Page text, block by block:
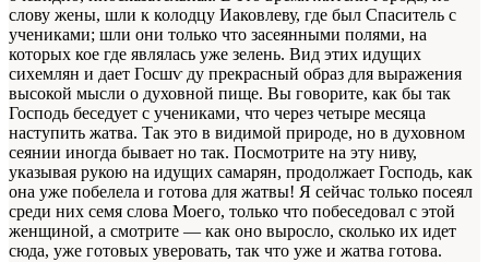
слову жены, шли к колодцу Иаковлеву, где был Спаситель с
учениками; шли они только что засеянными полями, на
которых кое где являлась уже зелень. Вид этих идущих
сихемлян и дает Госшѵ ду прекрасный образ для выражения
высокой мысли о духовной пище. Вы говорите, как бы так
Господь беседует с учениками, что через четыре месяца
наступить жатва. Так это в видимой природе, но в духовном
сеянии иногда бывает но так. Посмотрите на эту ниву,
указывая рукою на идущих самарян, продолжает Господь, как
она уже побелела и готова для жатвы! Я сейчас только посеял
среди них семя слова Моего, только что побеседовал с этой
женщиной, а смотрите — как оно выросло, сколько их идет
сюда, уже готовых уверовать, так что уже и жатва готова.